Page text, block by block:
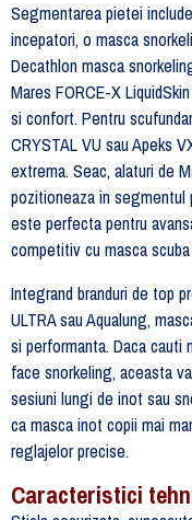
Segmentarea pietei
incepatori, o masca
Decathlon masca
Mares FORCE-X
si confort. Pentru
CRYSTAL VU sau Apeks
extrema. Seac, alaturi de
pozitioneaza in segmentul
este perfecta pentru
competitiv cu masca
Integrand branduri de top
ULTRA sau Aqualung,
si performanta. Daca cauti
face snorkeling, aceasta
sesiuni lungi de inot sau
ca masca inot copii mai
reglajelor precise.
Caracteristici